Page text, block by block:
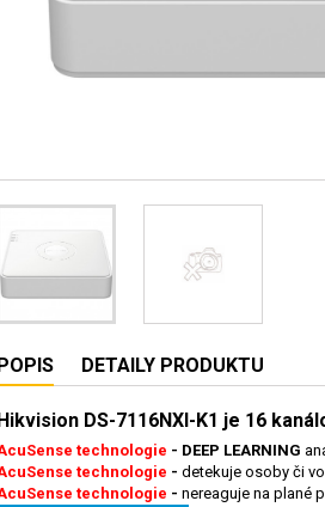
POPIS DETAILY PRODUKTU
Hikvision DS-7116NXI-K1 je 16
technologie - DEEP LEARNING
technologie - detekuje osoby či
technologie - nereaguje na plané